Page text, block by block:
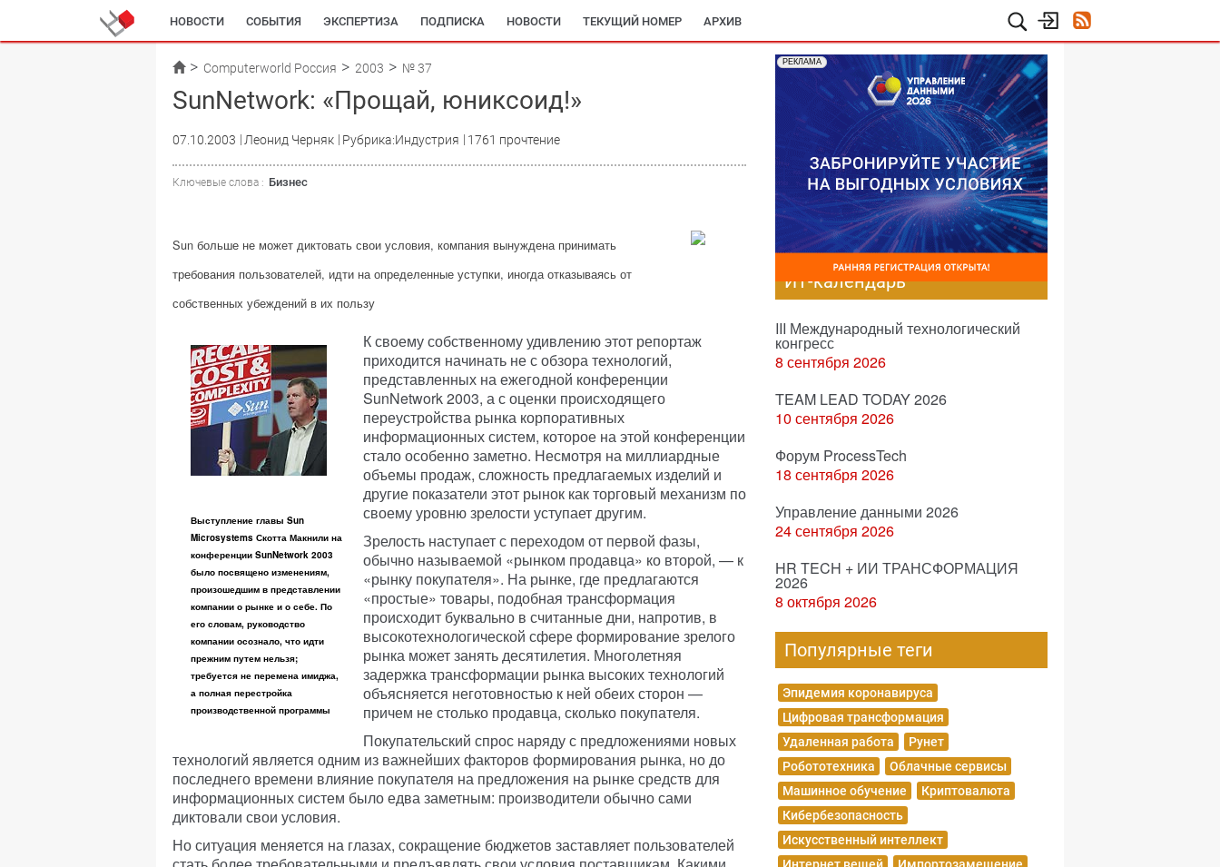
НОВОСТИ СОБЫТИЯ ЭКСПЕРТИЗА ПОДПИСКА НОВОСТИ ТЕКУЩИЙ НОМЕР АРХИВ
Computerworld Россия 2003 № 37
SunNetwork: «Прощай, юниксоид!»
07.10.2003 Леонид Черняк Рубрика:Индустрия 1761 прочтение
Ключевые слова : Бизнес
Sun больше не может диктовать свои условия, компания вынуждена принимать
требования пользователей, идти на определенные уступки, иногда отказываясь от
собственных убеждений в их пользу
Выступление главы Sun
Microsystems Скотта Макнили на
конференции SunNetwork 2003
было посвящено изменениям,
произошедшим в представлении
компании о рынке и о себе. По
его словам, руководство
компании осознало, что идти
прежним путем нельзя;
требуется не перемена имиджа,
а полная перестройка
производственной программы
К своему собственному удивлению этот репортаж
приходится начинать не с обзора технологий,
представленных на ежегодной конференции
SunNetwork 2003, а с оценки происходящего
переустройства рынка корпоративных
информационных систем, которое на этой конференции
стало особенно заметно. Несмотря на миллиардные
объемы продаж, сложность предлагаемых изделий и
другие показатели этот рынок как торговый механизм по
своему уровню зрелости уступает другим.
Зрелость наступает с переходом от первой фазы,
обычно называемой «рынком продавца» ко второй, — к
«рынку покупателя». На рынке, где предлагаются
«простые» товары, подобная трансформация
происходит буквально в считанные дни, напротив, в
высокотехнологической сфере формирование зрелого
рынка может занять десятилетия. Многолетняя
задержка трансформации рынка высоких технологий
объясняется неготовностью к ней обеих сторон —
причем не столько продавца, сколько покупателя.
Покупательский спрос наряду с предложениями новых
технологий является одним из важнейших факторов формирования рынка, но до
последнего времени влияние покупателя на предложения на рынке средств для
информационных систем было едва заметным: производители обычно сами
диктовали свои условия.
Но ситуация меняется на глазах, сокращение бюджетов заставляет пользователей
РЕКЛАМА
ИТ-календарь
III Международный технологический
конгресс
8 сентября 2026
TEAM LEAD TODAY 2026
10 сентября 2026
Форум ProcessTech
18 сентября 2026
Управление данными 2026
24 сентября 2026
HR TECH + ИИ ТРАНСФОРМАЦИЯ
2026
8 октября 2026
Популярные теги
Эпидемия коронавируса
Цифровая трансформация
Удаленная работа
Рунет
Робототехника
Облачные сервисы
Машинное обучение
Криптовалюта
Кибербезопасность
Искусственный интеллект